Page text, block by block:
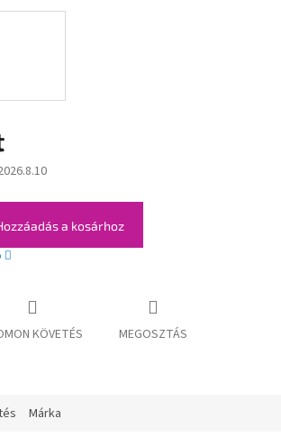
a kosárhoz
KÖVETÉS MEGOSZTÁS
Márka